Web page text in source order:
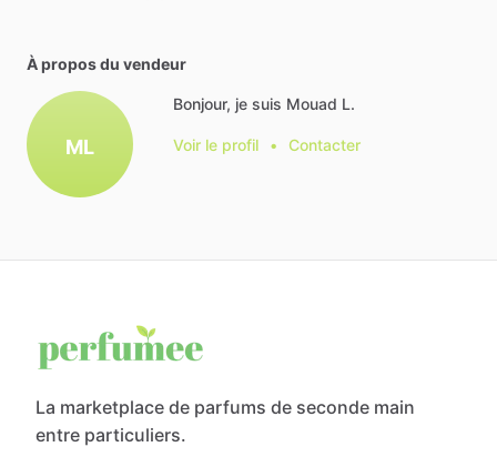
À propos du vendeur
ML
Bonjour, je suis Mouad L.
Voir le profil • Contacter
La marketplace de parfums de seconde main
entre particuliers.